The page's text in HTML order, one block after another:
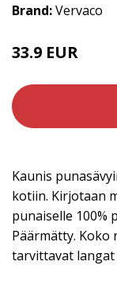
Brand:Vervaco
33.9 EUR
Kaunis
kotiin. Kirjotaan
punaiselle 100%
Päärmätty. Koko
tarvittavat langat